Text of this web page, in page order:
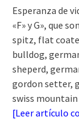
Esperanza de
«F» y G», que
spitz, flat
bulldog,
sheperd,
gordon setter,
swiss
[Leer artículo